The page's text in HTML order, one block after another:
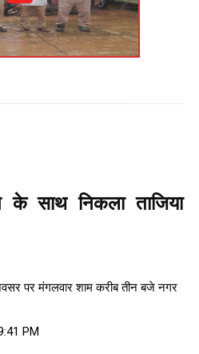
साथ निकला ताजिया
पर मंगलवार शाम करीब तीन बजे नगर
PM